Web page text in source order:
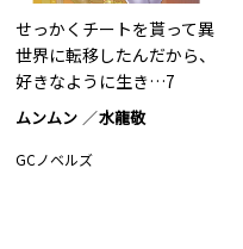
せっかくチートを貰って異
世界に転移したんだから、
好きなように生き…7
ムンムン 水龍敬
GCノベルズ